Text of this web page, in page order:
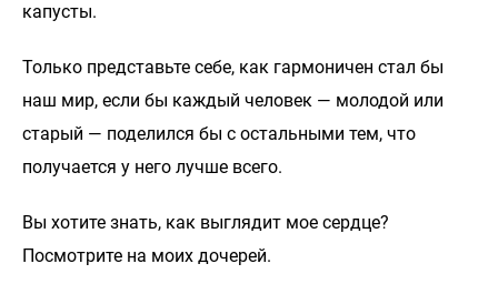
капусты.
Только представьте себе, как гармоничен стал бы
наш мир, если бы каждый человек — молодой или
старый — поделился бы с остальными тем, что
получается у него лучше всего.
Вы хотите знать, как выглядит мое сердце?
Посмотрите на моих дочерей.